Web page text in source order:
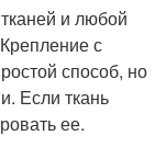
и любой
с
способ, но
Если ткань
ее.